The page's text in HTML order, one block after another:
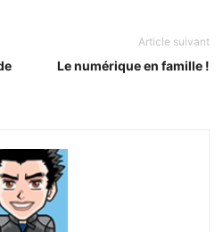
Article suivant
Le numérique en famille !